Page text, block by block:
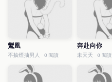
鸞凰
不抽煙抽男人 0 閱讀
奔赴向你
未天天 0 閱讀